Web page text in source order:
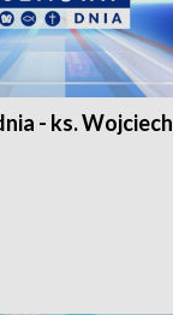
- ks. Wojciech